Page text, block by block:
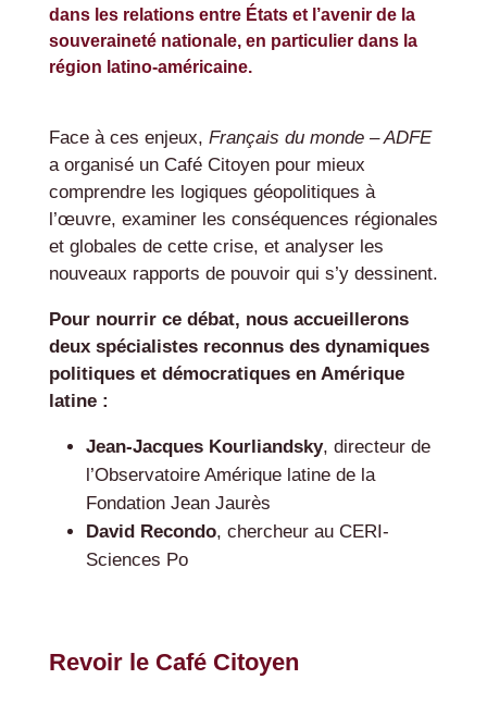
dans les relations entre États et l’avenir de la
souveraineté nationale, en particulier dans la
région latino-américaine.
Face à ces enjeux, Français du monde – ADFE
a organisé un Café Citoyen pour mieux
comprendre les logiques géopolitiques à
l’œuvre, examiner les conséquences régionales
et globales de cette crise, et analyser les
nouveaux rapports de pouvoir qui s’y dessinent.
Pour nourrir ce débat, nous accueillerons
deux spécialistes reconnus des dynamiques
politiques et démocratiques en Amérique
latine :
Jean-Jacques Kourliandsky, directeur de
l’Observatoire Amérique latine de la
Fondation Jean Jaurès
David Recondo, chercheur au CERI-
Sciences Po
Revoir le Café Citoyen